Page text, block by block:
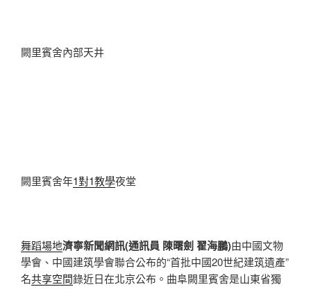
闕里賓舍內部天井
闕里賓舍年1對1教學夜堂
舞蹈場地濟寧新聞網訊(通訊員 陳曙劍 翟海鵬)由中國文物
學會、中國建筑學會聯合公布的“首批中國20世紀建筑遺產”
名共享空間錄近日在北京公布。曲阜闕里賓舍是山東省獨